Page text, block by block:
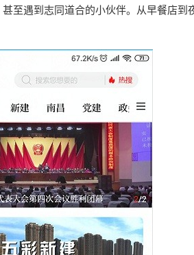
至遇到志同道合的小伙伴。从早餐店到